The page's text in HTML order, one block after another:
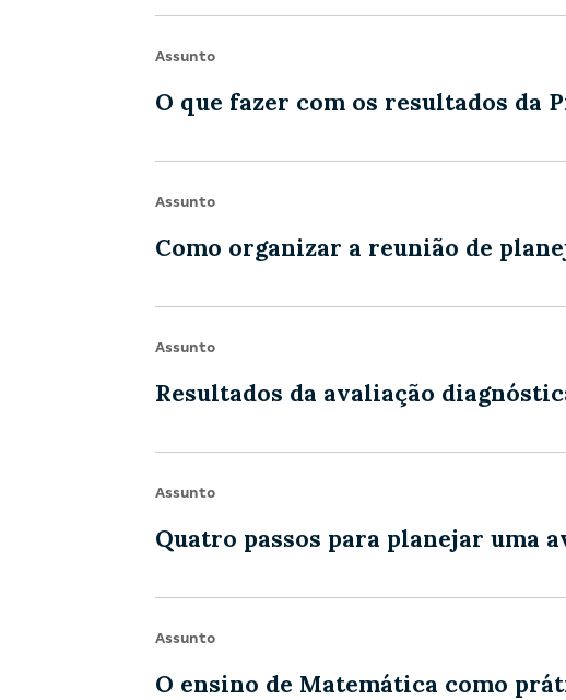
Assunto
O que fazer com os resultados da
Assunto
Como organizar a reunião de
Assunto
Resultados da avaliação
Assunto
Quatro passos para planejar uma
Assunto
O ensino de Matemática como